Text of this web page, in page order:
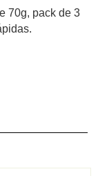
70g, pack de 3